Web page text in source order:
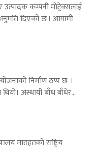
उत्पादक कम्पनी मोट्रेक्सलाई
दिएको छ । आगामी
निर्माण ठप्प छ ।
अस्थायी बाँध बाँधेर…
मातहतको राष्ट्रिय